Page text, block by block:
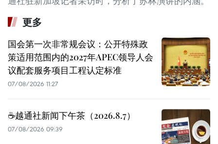
更多
国会第一次非常规会议：公开特殊政
策适用范围内的2027年APEC领导人会
议配套服务项目工程认定标准
07/08/2026 11:27
☕️越通社新闻下午茶（2026.8.7）
07/08/2026 09:39